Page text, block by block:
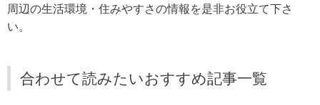
周辺の生活環境・住みやすさの情報を是非お役立て下さ
い。
合わせて読みたいおすすめ記事一覧